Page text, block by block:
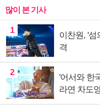
많이 본 기사
1
이찬원, '
격
2
'어서와 한
라연 차도